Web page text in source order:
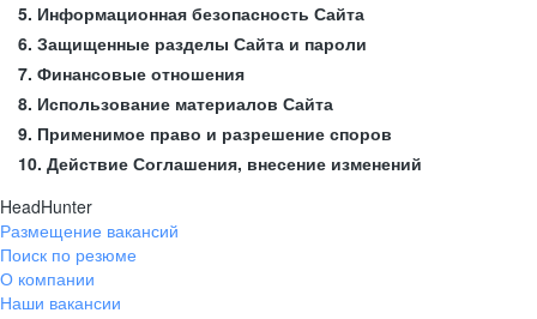
5. Информационная безопасность Сайта
6. Защищенные разделы Сайта и пароли
7. Финансовые отношения
8. Использование материалов Сайта
9. Применимое право и разрешение споров
10. Действие Соглашения, внесение изменений
HeadHunter
Размещение вакансий
Поиск по резюме
О компании
Наши вакансии